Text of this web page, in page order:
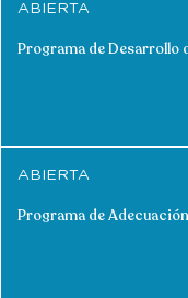
ABIERTA
Programa de Desarrollo
ABIERTA
Programa de